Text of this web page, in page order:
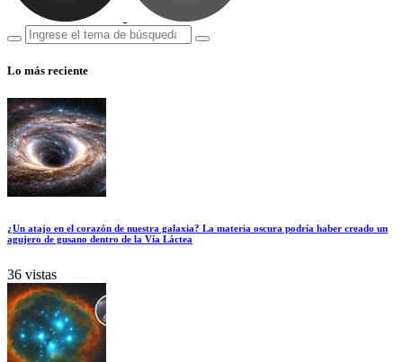
Lo más reciente
¿Un atajo en el corazón de nuestra galaxia? La materia oscura podría haber creado un
agujero de gusano dentro de la Vía Láctea
36 vistas